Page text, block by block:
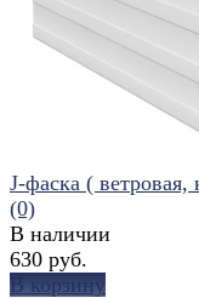
избранное сравнить
J-фаска (
(0)
В наличии
630 руб.
В корзину